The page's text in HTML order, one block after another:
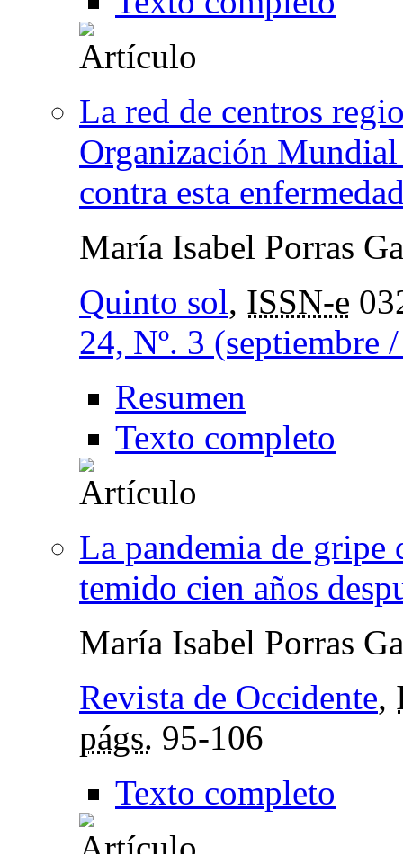
La red de centros
Organización
contra esta
María Isabel Porras
Quinto sol, ISSN-e
24, Nº. 3 (septiembre
Resumen
Texto completo
La pandemia de
temido cien años
María Isabel Porras
Revista de Occidente,
págs. 95-106
Texto completo